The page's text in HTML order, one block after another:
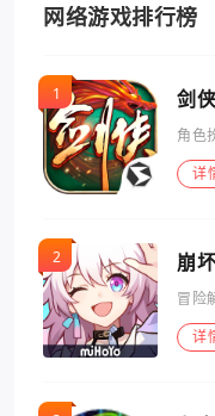
网络游戏排行榜
剑
角色
详
崩
冒险
详